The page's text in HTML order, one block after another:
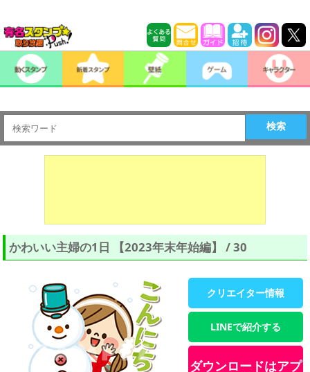
検索
かわいい主婦の1日 【2023年末年始編】 / 30
クリエイター情報
LINEで紹介する
ダウンロードはアプ